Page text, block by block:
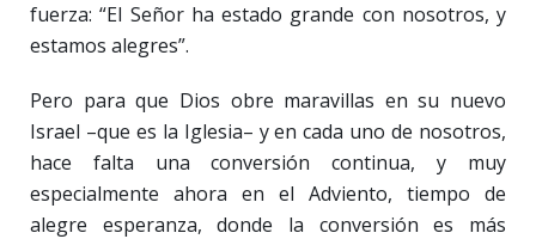
fuerza: “El Señor ha estado grande con nosotros, y
estamos alegres”.
Pero para que Dios obre maravillas en su nuevo
Israel –que es la Iglesia– y en cada uno de nosotros,
hace falta una conversión continua, y muy
especialmente ahora en el Adviento, tiempo de
alegre esperanza, donde la conversión es más